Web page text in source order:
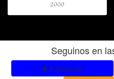
2000
Seguinos en
Facebook